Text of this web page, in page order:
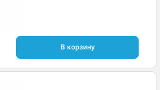
В корзину